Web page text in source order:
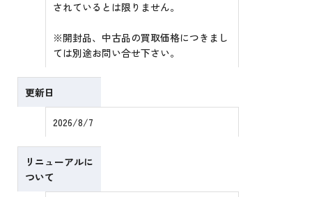
されているとは限りません。
※開封品、中古品の買取価格につきまし
ては別途お問い合せ下さい。
更新日
2026/8/7
リニューアルに
ついて